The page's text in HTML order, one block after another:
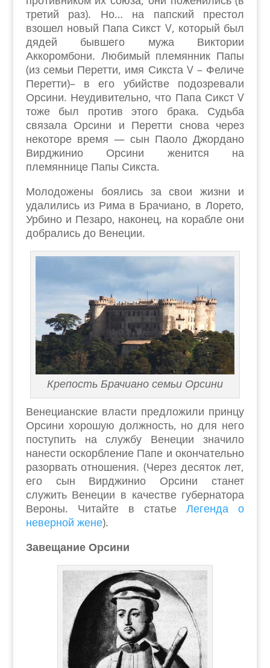
третий раз). Но… на папский престол
взошел новый Папа Сикст V, который был
дядей бывшего мужа Виктории
Аккоромбони. Любимый племянник Папы
(из семьи Перетти, имя Сикста V – Феличе
Перетти)– в его убийстве подозревали
Орсини. Неудивительно, что Папа Сикст V
тоже был против этого брака. Судьба
связала Орсини и Перетти снова через
некоторе время — сын Паоло Джордано
Вирджинио Орсини женится на
племяннице Папы Сикста.
Молодожены боялись за свои жизни и
удалились из Рима в Брачиано, в Лорето,
Урбино и Пезаро, наконец, на корабле они
добрались до Венеции.
Крепость Брачиано семьи Орсини
Венецианские власти предложили принцу
Орсини хорошую должность, но для него
поступить на службу Венеции значило
нанести оскорбление Папе и окончательно
разорвать отношения. (Через десяток лет,
его сын Вирджинио Орсини станет
служить Венеции в качестве губернатора
Вероны. Читайте в статьеЛегенда о
неверной жене).
Завещание Орсини